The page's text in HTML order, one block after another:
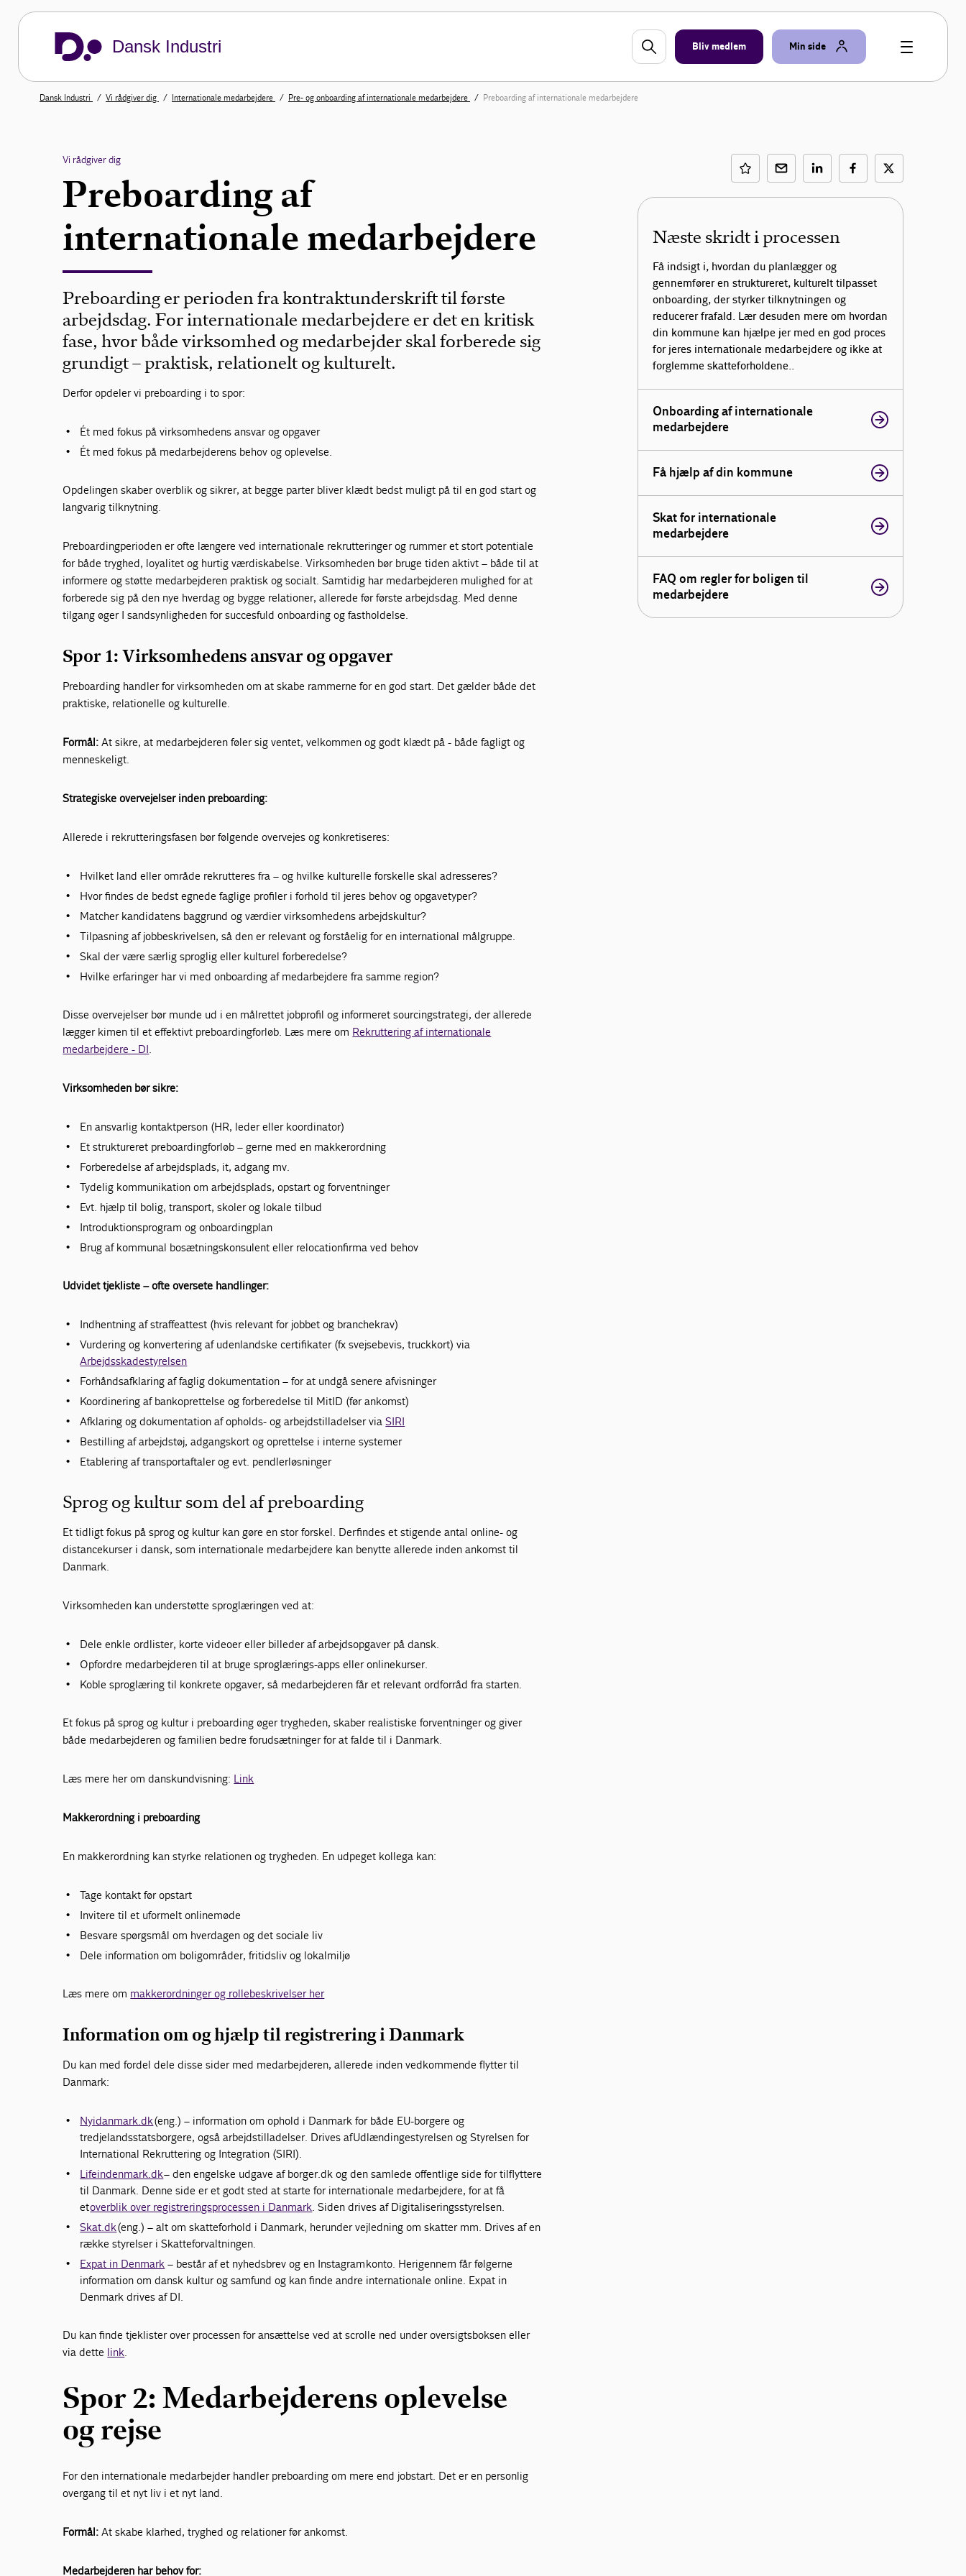
Dansk Industri Bliv medlem Min side
Dansk Industri Vi rådgiver dig Internationale medarbejdere Pre- og onboarding af internationale medarbejdere Preboarding af internationale medarbejdere
Vi rådgiver dig
Preboarding af
internationale medarbejdere
Preboarding er perioden fra kontraktunderskrift til første
arbejdsdag. For internationale medarbejdere er det en kritisk
fase, hvor både virksomhed og medarbejder skal forberede sig
grundigt – praktisk, relationelt og kulturelt.
Derfor opdeler vi preboarding i to spor:
Ét med fokus på virksomhedens ansvar og opgaver
Ét med fokus på medarbejderens behov og oplevelse.
Opdelingen skaber overblik og sikrer, at begge parter bliver klædt bedst muligt på til en god start og
langvarig tilknytning.
Preboardingperioden er ofte længere ved internationale rekrutteringer og rummer et stort potentiale
for både tryghed, loyalitet og hurtig værdiskabelse. Virksomheden bør bruge tiden aktivt – både til at
informere og støtte medarbejderen praktisk og socialt. Samtidig har medarbejderen mulighed for at
forberede sig på den nye hverdag og bygge relationer, allerede før første arbejdsdag. Med denne
tilgang øger I sandsynligheden for succesfuld onboarding og fastholdelse.
Spor 1: Virksomhedens ansvar og opgaver
Preboarding handler for virksomheden om at skabe rammerne for en god start. Det gælder både det
praktiske, relationelle og kulturelle.
Formål: At sikre, at medarbejderen føler sig ventet, velkommen og godt klædt på - både fagligt og
menneskeligt.
Strategiske overvejelser inden preboarding:
Allerede i rekrutteringsfasen bør følgende overvejes og konkretiseres:
Hvilket land eller område rekrutteres fra – og hvilke kulturelle forskelle skal adresseres?
Hvor findes de bedst egnede faglige profiler i forhold til jeres behov og opgavetyper?
Matcher kandidatens baggrund og værdier virksomhedens arbejdskultur?
Tilpasning af jobbeskrivelsen, så den er relevant og forståelig for en international målgruppe.
Skal der være særlig sproglig eller kulturel forberedelse?
Hvilke erfaringer har vi med onboarding af medarbejdere fra samme region?
Disse overvejelser bør munde ud i en målrettet jobprofil og informeret sourcingstrategi, der allerede
lægger kimen til et effektivt preboardingforløb. Læs mere om Rekruttering af internationale
medarbejdere - DI.
Virksomheden bør sikre:
En ansvarlig kontaktperson (HR, leder eller koordinator)
Et struktureret preboardingforløb – gerne med en makkerordning
Forberedelse af arbejdsplads, it, adgang mv.
Tydelig kommunikation om arbejdsplads, opstart og forventninger
Evt. hjælp til bolig, transport, skoler og lokale tilbud
Introduktionsprogram og onboardingplan
Brug af kommunal bosætningskonsulent eller relocationfirma ved behov
Udvidet tjekliste – ofte oversete handlinger:
Indhentning af straffeattest (hvis relevant for jobbet og branchekrav)
Vurdering og konvertering af udenlandske certifikater (fx svejsebevis, truckkort) via
Arbejdsskadestyrelsen
Forhåndsafklaring af faglig dokumentation – for at undgå senere afvisninger
Koordinering af bankoprettelse og forberedelse til MitID (før ankomst)
Afklaring og dokumentation af opholds- og arbejdstilladelser viaSIRI
Bestilling af arbejdstøj, adgangskort og oprettelse i interne systemer
Etablering af transportaftaler og evt. pendlerløsninger
Sprog og kultur som del af preboarding
Et tidligt fokus på sprog og kultur kan gøre en stor forskel. Der findes et stigende antal online- og
distancekurser i dansk, som internationale medarbejdere kan benytte allerede inden ankomst til
Danmark.
Virksomheden kan understøtte sproglæringen ved at:
Dele enkle ordlister, korte videoer eller billeder af arbejdsopgaver på dansk.
Opfordre medarbejderen til at bruge sproglærings-apps eller onlinekurser.
Koble sproglæring til konkrete opgaver, så medarbejderen får et relevant ordforråd fra starten.
Et fokus på sprog og kultur i preboarding øger trygheden, skaber realistiske forventninger og giver
både medarbejderen og familien bedre forudsætninger for at falde til i Danmark.
Læs mere her om danskundvisning: Link
Makkerordning i preboarding
En makkerordning kan styrke relationen og trygheden. En udpeget kollega kan:
Tage kontakt før opstart
Invitere til et uformelt onlinemøde
Besvare spørgsmål om hverdagen og det sociale liv
Dele information om boligområder, fritidsliv og lokalmiljø
Læs mere om makkerordninger og rollebeskrivelser her
Information om og hjælp til registrering i Danmark
Du kan med fordel dele disse sider med medarbejderen, allerede inden vedkommende flytter til
Danmark:
Nyidanmark.dk(eng.) – information om ophold i Danmark for både EU-borgere og
tredjelandsstatsborgere, også arbejdstilladelser. Drives af Udlændingestyrelsen og Styrelsen for
International Rekruttering og Integration (SIRI).
Lifeindenmark.dk– den engelske udgave af borger.dk og den samlede offentlige side for tilflyttere
til Danmark. Denne side er et godt sted at starte for internationale medarbejdere, for at få
etoverblik over registreringsprocessen i Danmark. Siden drives af Digitaliseringsstyrelsen.
Skat.dk(eng.) – alt om skatteforhold i Danmark, herunder vejledning om skatter mm. Drives af en
række styrelser i Skatteforvaltningen.
Expat in Denmark – består af et nyhedsbrev og en Instagram konto. Herigennem får følgerne
information om dansk kultur og samfund og kan finde andre internationale online. Expat in
Denmark drives af DI.
Du kan finde tjeklister over processen for ansættelse ved at scrolle ned under oversigtsboksen eller
via dette link.
Spor 2: Medarbejderens oplevelse
og rejse
For den internationale medarbejder handler preboarding om mere end jobstart. Det er en personlig
overgang til et nyt liv i et nyt land.
Formål:At skabe klarhed, tryghed og relationer før ankomst.
Medarbejderen har behov for:
Næste skridt i processen
Få indsigt i, hvordan du planlægger og
gennemfører en struktureret, kulturelt tilpasset
onboarding, der styrker tilknytningen og
reducerer frafald. Lær desuden mere om hvordan
din kommune kan hjælpe jer med en god proces
for jeres internationale medarbejdere og ikke at
forglemme skatteforholdene..
Onboarding af internationale
medarbejdere
Få hjælp af din kommune
Skat for internationale
medarbejdere
FAQ om regler for boligen til
medarbejdere